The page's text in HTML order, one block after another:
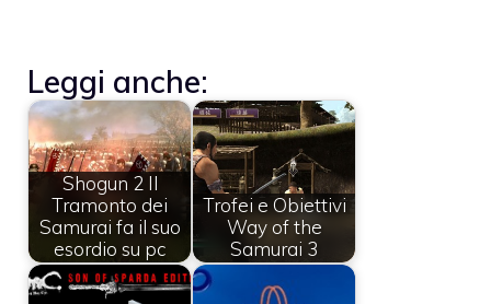
Leggi anche:
Shogun 2 Il
Tramonto dei
Samurai fa il suo
esordio su pc
Trofei e Obiettivi
Way of the
Samurai 3